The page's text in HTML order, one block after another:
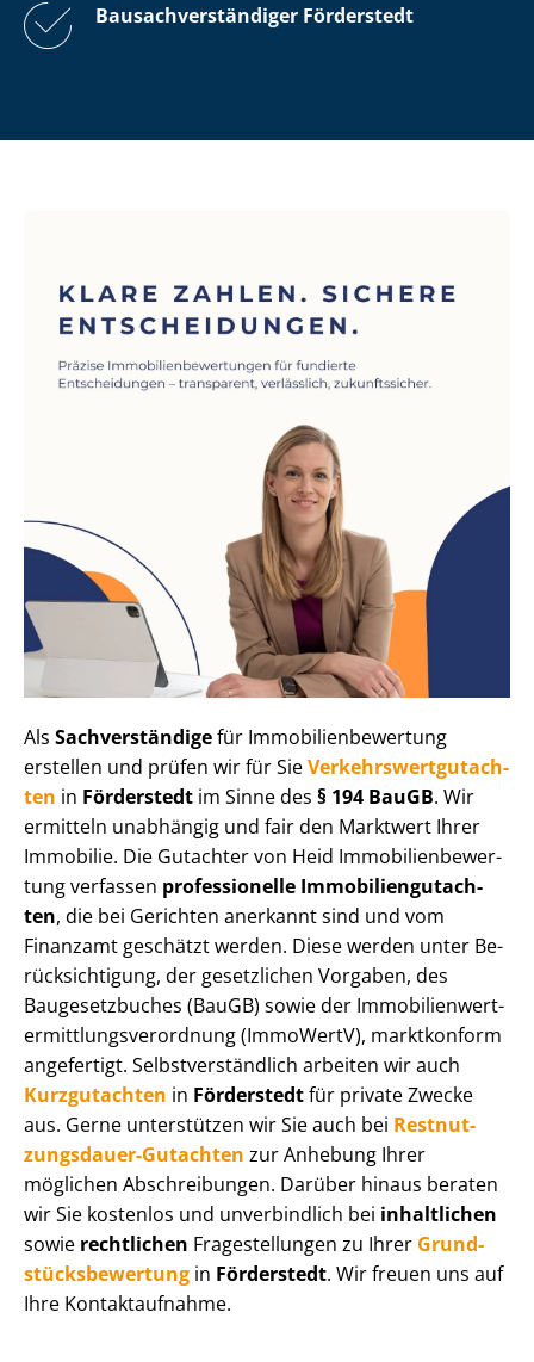
Bau­sach­ver­stän­di­ger Förderstedt
Als Sachverständigefür Im­mo­bi­li­en­be­wer­tung
erstellen und prüfen wir für SieVer­kehrs­wert­gut­ach­
ten in Förderstedt im Sinne des § 194 BauGB. Wir
ermitteln unabhängig und fair den Marktwert Ihrer
Immobilie. Die Gutachter von Heid Im­mo­bi­li­en­be­wer­
tung verfassen professionelle Im­mo­bi­li­en­gut­ach­
ten, die bei Gerichten anerkannt sind und vom
Finanzamt geschätzt werden. Diese werden unter Be­
rück­sich­ti­gung, der gesetzlichen Vorgaben, des
Baugesetzbuches (BauGB) sowie der Im­mo­bi­li­en­wert­
ermitt­lungs­ver­ord­nung (ImmoWertV), marktkonform
angefertigt. Selbst­ver­ständ­lich arbeiten wir auch
Kurzgutachten in Förderstedtfür private Zwecke
aus. Gerne unterstützen wir Sie auch bei Rest­nut­
zungs­dau­er-Gutachten zur Anhebung Ihrer
möglichen Abschreibungen. Darüber hinaus beraten
wir Sie kostenlos und unverbindlich bei inhaltlichen
sowie rechtlichen Fragestellungen zu Ihrer Grund­
stücks­be­wer­tung in Förderstedt. Wir freuen uns auf
Ihre Kontaktaufnahme.